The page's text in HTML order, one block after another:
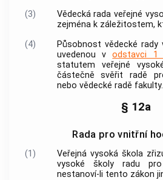
(3)
Vědecká rada veřejné
zejména k záležitostem,
(4)
Působnost vědecké rady
uvedenou vodstavci
statutem veřejné
částečně svěřit radě
nebo vědecké radě fakulty.
§ 12a
Rada pro vnitřní
(1)
Veřejná vysoká škola
vysoké školy radu
nestanoví-li tento zákon